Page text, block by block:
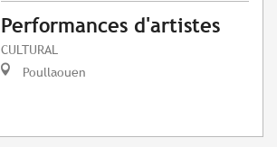
Performances d'artistes
CULTURAL
Poullaouen